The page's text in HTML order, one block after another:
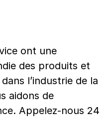
ont une
des produits et
l’industrie de la
aidons de
Appelez-nous 24